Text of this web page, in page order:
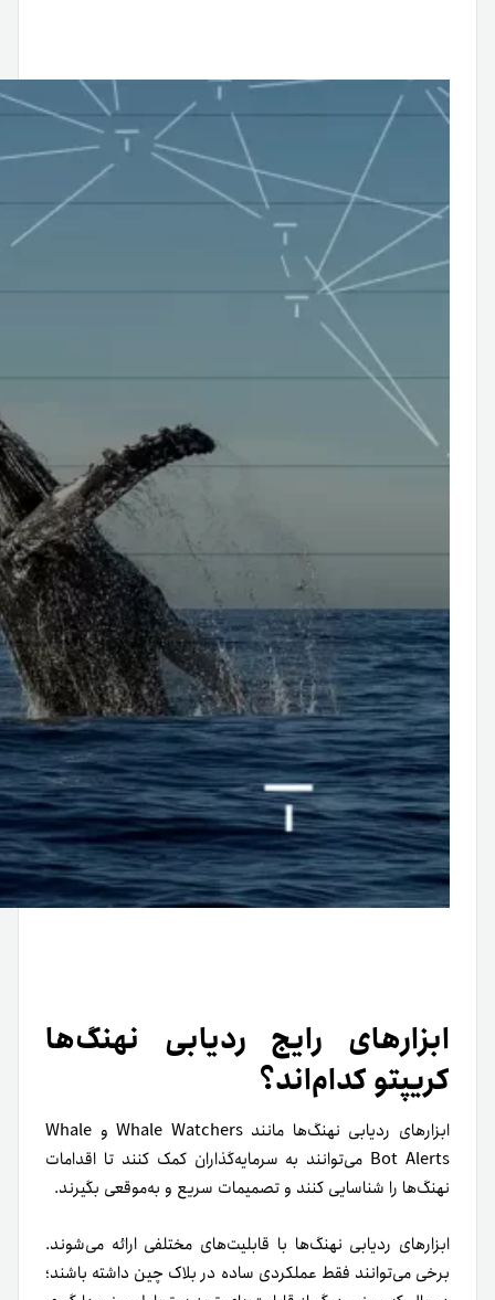
ابزارهای رایج ردیابی نهنگ‌ها
کریپتو کدام‌اند؟
ابزارهای ردیابی نهنگ‌ها مانند Whale Watchers و Whale
Bot Alerts می‌توانند به سرمایه‌گذاران کمک کنند تا اقدامات
نهنگ‌ها را شناسایی کنند و تصمیمات سریع و به‌موقعی بگیرند.
ابزارهای ردیابی نهنگ‌ها با قابلیت‌های مختلفی ارائه می‌شوند.
برخی می‌توانند فقط عملکردی ساده در بلاک چین داشته باشند؛